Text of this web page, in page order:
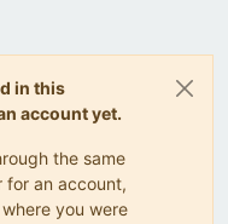
in this
account yet.
the same
for an account,
you were